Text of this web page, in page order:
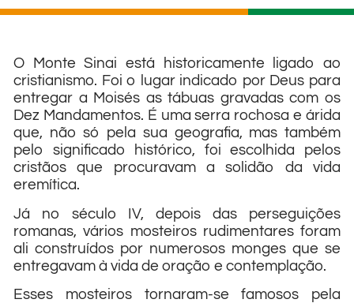
O Monte Sinai está historicamente ligado ao
cristianismo. Foi o lugar indicado por Deus para
entregar a Moisés as tábuas gravadas com os
Dez Mandamentos. É uma serra rochosa e árida
que, não só pela sua geografia, mas também
pelo significado histórico, foi escolhida pelos
cristãos que procuravam a solidão da vida
eremítica.
Já no século IV, depois das perseguições
romanas, vários mosteiros rudimentares foram
ali construídos por numerosos monges que se
entregavam à vida de oração e contemplação.
Esses mosteiros tornaram-se famosos pela